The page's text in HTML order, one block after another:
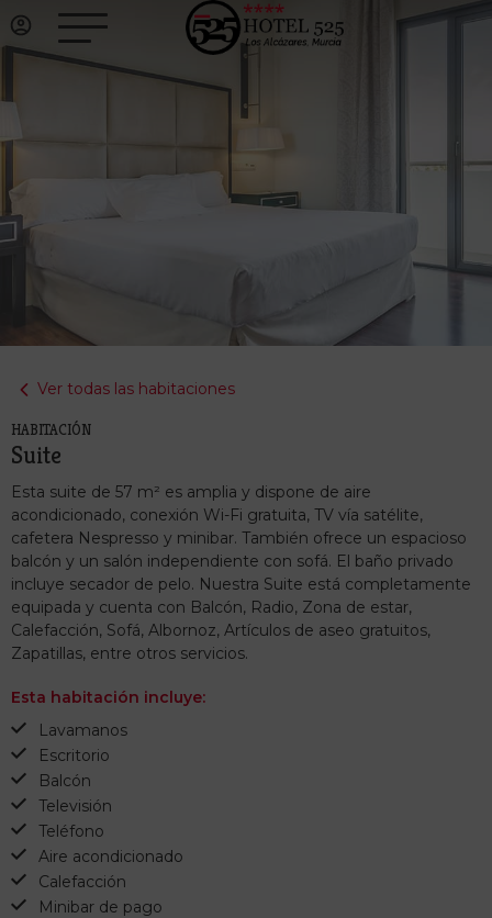
Ver todas las habitaciones
HABITACIÓN
Suite
Esta suite de 57 m² es amplia y dispone de aire
acondicionado, conexión Wi-Fi gratuita, TV vía satélite,
cafetera Nespresso y minibar. También ofrece un espacioso
balcón y un salón independiente con sofá. El baño privado
incluye secador de pelo. Nuestra Suite está completamente
equipada y cuenta con Balcón, Radio, Zona de estar,
Calefacción, Sofá, Albornoz, Artículos de aseo gratuitos,
Zapatillas, entre otros servicios.
Esta habitación incluye:
Lavamanos
Escritorio
Balcón
Televisión
Teléfono
Aire acondicionado
Calefacción
Minibar de pago